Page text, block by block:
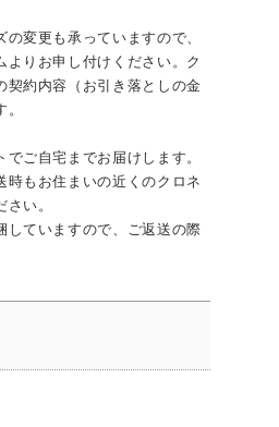
の変更も承っていますので、
よりお申し付けください。ク
契約内容（お引き落としの金
ご自宅までお届けします。
時もお住まいの近くのクロネ
い。
していますので、ご返送の際